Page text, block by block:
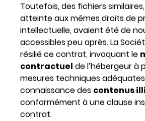
Toutefois, des fichiers
atteinte aux mêmes droits de
intellectuelle, avaient été de
accessibles peu après. La
résilié ce contrat, invoquant le
contractuel de l’hébergeur à
mesures techniques
connaissance des contenus
conformément à une clause
contrat.